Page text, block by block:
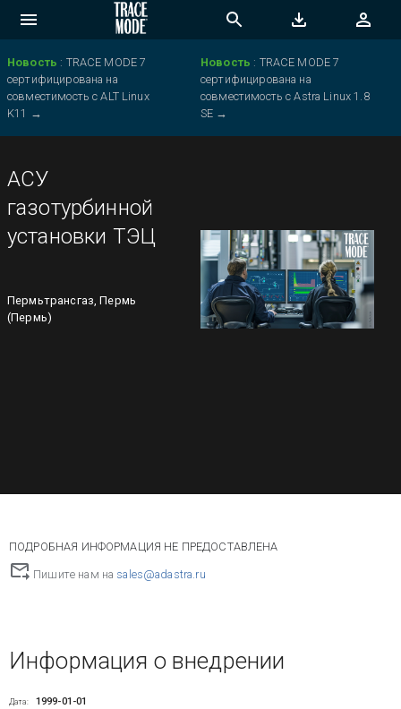
Новость : TRACE MODE 7
сертифицирована на
совместимость с ALT Linux
K11 →
Новость : TRACE MODE 7
сертифицирована на
совместимость с Astra Linux 1.8
SE →
АСУ
газотурбинной
установки ТЭЦ
Пермьтрансгаз, Пермь
(Пермь)
ПОДРОБНАЯ ИНФОРМАЦИЯ НЕ ПРЕДОСТАВЛЕНА
Пишите нам на sales@adastra.ru
Информация о внедрении
Дата: 1999-01-01